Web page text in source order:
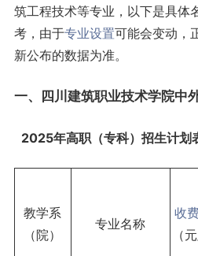
筑工程技术等专业，以下是具体
考，由于专业设置可能会变动，
新公布的数据为准。
一、四川建筑职业技术学院中
2025年高职（专科）招生计
教学系
（院）
专业名称
收
（